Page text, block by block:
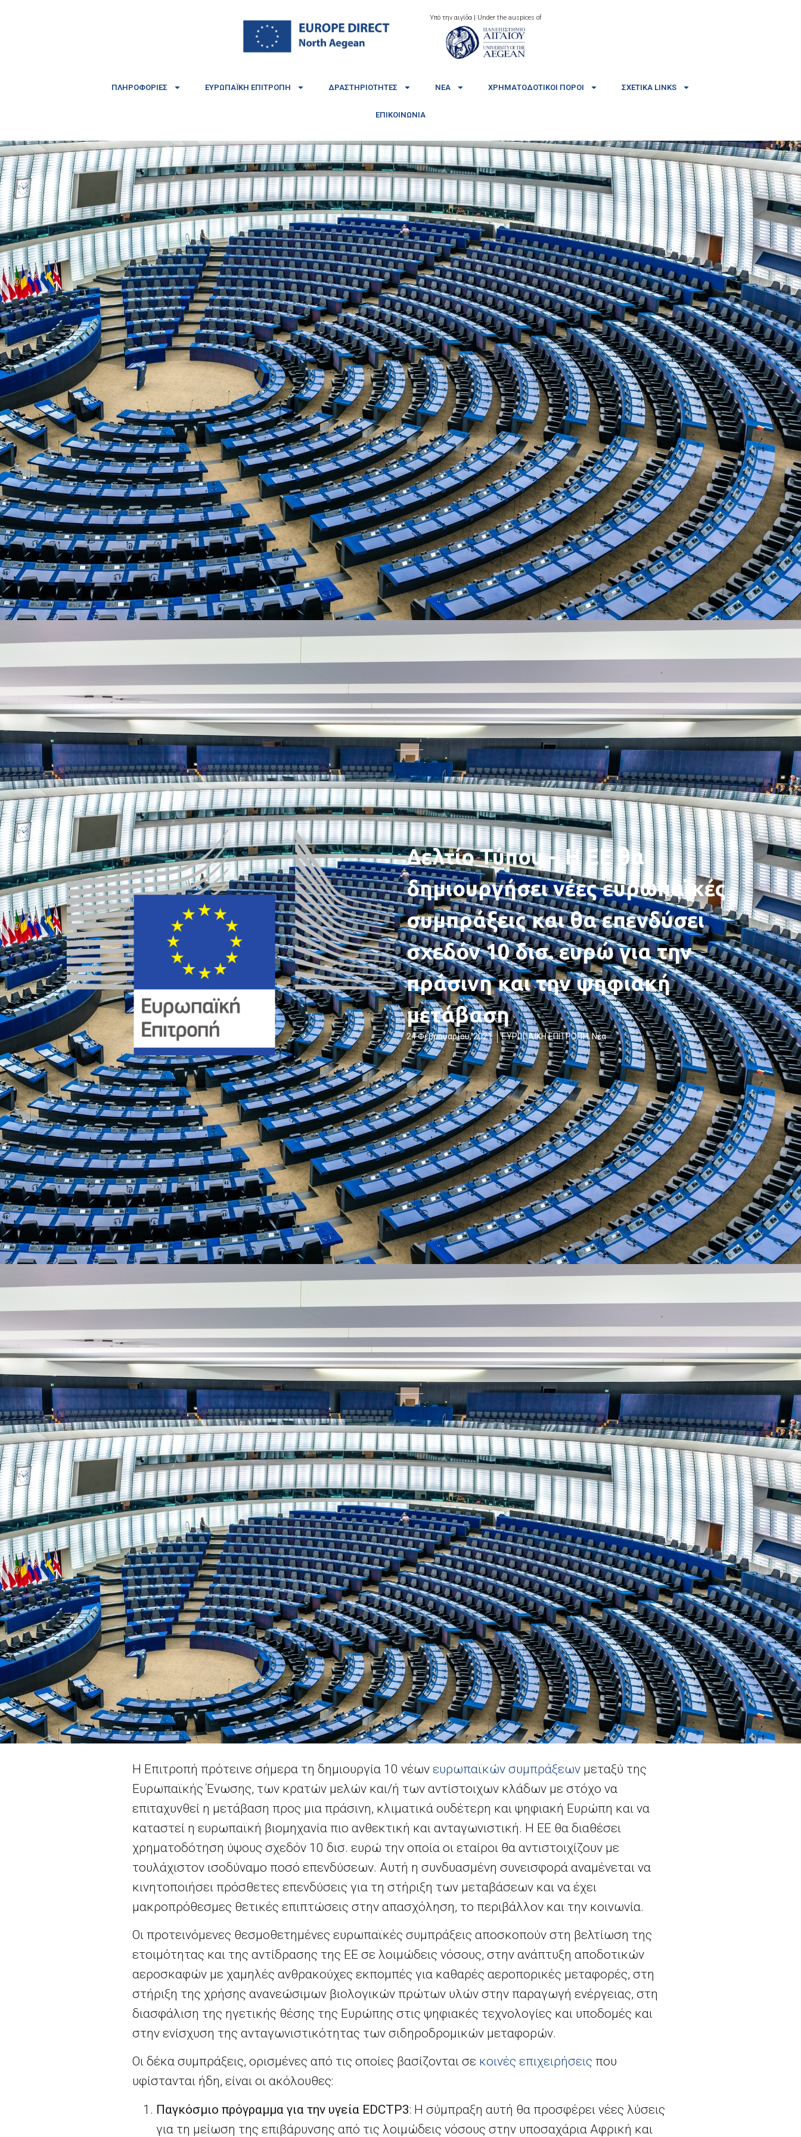
Υπό την αιγίδα | Under the auspices of
ΠΛΗΡΟΦΟΡΊΕΣ ΕΥΡΩΠΑΪΚΉ ΕΠΙΤΡΟΠΉ ΔΡΑΣΤΗΡΙΌΤΗΤΕΣ ΝΈΑ ΧΡΗΜΑΤΟΔΟΤΙΚΟΊ ΠΌΡΟΙ ΣΧΕΤΙΚΆ LINKS
ΕΠΙΚΟΙΝΩΝΊΑ
Δελτίο Τύπου – Η ΕΕ θα
δημιουργήσει νέες ευρωπαϊκές
συμπράξεις και θα επενδύσει
σχεδόν 10 δισ. ευρώ για την
πράσινη και την ψηφιακή
μετάβαση
24 Φεβρουαρίου, 2021 ΕΥΡΩΠΑΪΚΗ ΕΠΙΤΡΟΠΉ,Νέα
Η Επιτροπή πρότεινε σήμερα τη δημιουργία 10 νέων ευρωπαϊκών συμπράξεων μεταξύ της
Ευρωπαϊκής Ένωσης, των κρατών μελών και/ή των αντίστοιχων κλάδων με στόχο να
επιταχυνθεί η μετάβαση προς μια πράσινη, κλιματικά ουδέτερη και ψηφιακή Ευρώπη και να
καταστεί η ευρωπαϊκή βιομηχανία πιο ανθεκτική και ανταγωνιστική. Η ΕΕ θα διαθέσει
χρηματοδότηση ύψους σχεδόν 10 δισ. ευρώ την οποία οι εταίροι θα αντιστοιχίζουν με
τουλάχιστον ισοδύναμο ποσό επενδύσεων. Αυτή η συνδυασμένη συνεισφορά αναμένεται να
κινητοποιήσει πρόσθετες επενδύσεις για τη στήριξη των μεταβάσεων και να έχει
μακροπρόθεσμες θετικές επιπτώσεις στην απασχόληση, το περιβάλλον και την κοινωνία.
Οι προτεινόμενες θεσμοθετημένες ευρωπαϊκές συμπράξεις αποσκοπούν στη βελτίωση της
ετοιμότητας και της αντίδρασης της ΕΕ σε λοιμώδεις νόσους, στην ανάπτυξη αποδοτικών
αεροσκαφών με χαμηλές ανθρακούχες εκπομπές για καθαρές αεροπορικές μεταφορές, στη
στήριξη της χρήσης ανανεώσιμων βιολογικών πρώτων υλών στην παραγωγή ενέργειας, στη
διασφάλιση της ηγετικής θέσης της Ευρώπης στις ψηφιακές τεχνολογίες και υποδομές και
στην ενίσχυση της ανταγωνιστικότητας των σιδηροδρομικών μεταφορών.
Οι δέκα συμπράξεις, ορισμένες από τις οποίες βασίζονται σε κοινές επιχειρήσεις που
υφίστανται ήδη, είναι οι ακόλουθες:
Παγκόσμιο πρόγραμμα για την υγεία EDCTP3: Η σύμπραξη αυτή θα προσφέρει νέες λύσεις
για τη μείωση της επιβάρυνσης από τις λοιμώδεις νόσους στην υποσαχάρια Αφρική και